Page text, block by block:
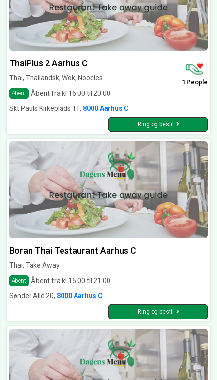
ThaiPlus 2 Aarhus C
Thai, Thailandsk, Wok, Noodles
Åbent Åbent fra kl 16:00 til 20:00
1 People
Skt.Pauls Kirkeplads 11, 8000 Aarhus C
Ring og bestil
Boran Thai Testaurant Aarhus C
Thai, Take Away
Åbent
Åbent fra kl 15:00 til 21:00
Sønder Allé 20, 8000 Aarhus C
Ring og bestil